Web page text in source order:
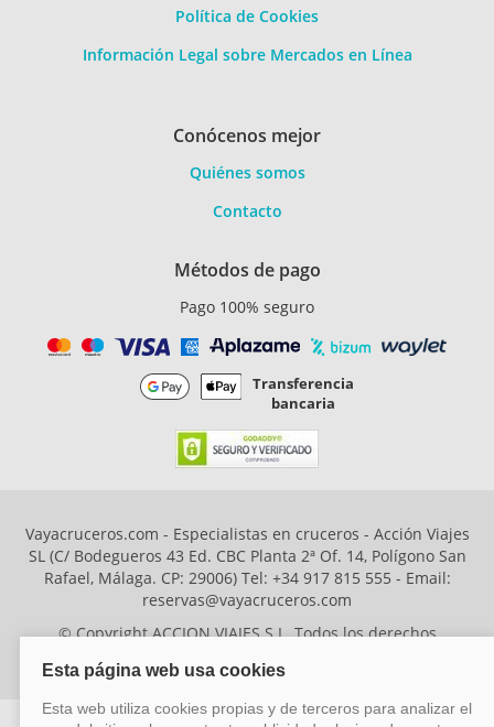
Política de Cookies
Información Legal sobre Mercados en Línea
Conócenos mejor
Quiénes somos
Contacto
Métodos de pago
Pago 100% seguro
Transferencia
bancaria
Vayacruceros.com - Especialistas en cruceros - Acción Viajes
SL (C/ Bodegueros 43 Ed. CBC Planta 2ª Of. 14, Polígono San
Rafael, Málaga. CP: 29006) Tel: +34 917 815 555 - Email:
reservas@vayacruceros.com
© Copyright ACCION VIAJES S.L. Todos los derechos